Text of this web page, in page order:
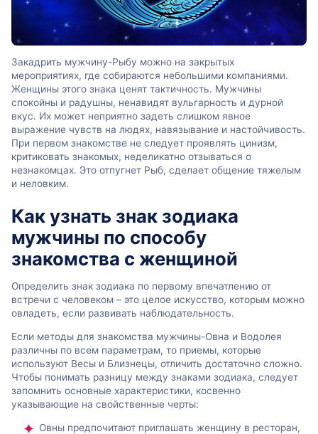
Закадрить мужчину-Рыбу можно на закрытых
мероприятиях, где собираются небольшими компаниями.
Женщины этого знака ценят тактичность. Мужчины
спокойны и радушны, ненавидят вульгарность и дурной
вкус. Их может неприятно задеть слишком явное
выражение чувств на людях, навязывание и настойчивость.
При первом знакомстве не следует проявлять цинизм,
критиковать знакомых, неделикатно отзываться о
незнакомцах. Это отпугнет Рыб, сделает общение тяжелым
и неловким.
Как узнать знак зодиака
мужчины по способу
знакомства с женщиной
Определить знак зодиака по первому впечатлению от
встречи с человеком – это целое искусство, которым можно
овладеть, если развивать наблюдательность.
Если методы для знакомства мужчины-Овна и Водолея
различны по всем параметрам, то приемы, которые
используют Весы и Близнецы, отличить достаточно сложно.
Чтобы понимать разницу между знаками зодиака, следует
запомнить основные характеристики, косвенно
указывающие на свойственные черты:
Овны предпочитают приглашать женщину в ресторан,